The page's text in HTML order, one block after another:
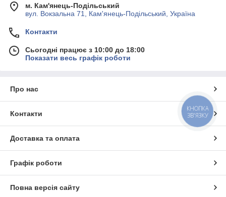
м. Кам'янець-Подільський
вул. Вокзальна 71, Кам'янець-Подільський, Україна
Контакти
Сьогодні працює з 10:00 до 18:00
Показати весь графік роботи
Про нас
Контакти
Доставка та оплата
Графік роботи
Повна версія сайту
КНОПКА
ЗВ'ЯЗКУ